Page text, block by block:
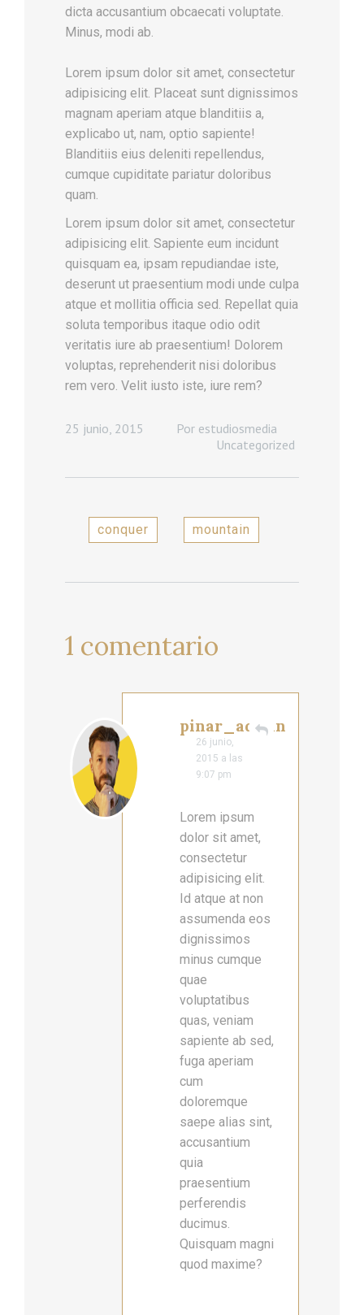
dicta accusantium obcaecati voluptate.
Minus, modi ab.
Lorem ipsum dolor sit amet, consectetur
adipisicing elit. Placeat sunt dignissimos
magnam aperiam atque blanditiis a,
explicabo ut, nam, optio sapiente!
Blanditiis eius deleniti repellendus,
cumque cupiditate pariatur doloribus
quam.
Lorem ipsum dolor sit amet, consectetur
adipisicing elit. Sapiente eum incidunt
quisquam ea, ipsam repudiandae iste,
deserunt ut praesentium modi unde culpa
atque et mollitia officia sed. Repellat quia
soluta temporibus itaque odio odit
veritatis iure ab praesentium! Dolorem
voluptas, reprehenderit nisi doloribus
rem vero. Velit iusto iste, iure rem?
25 junio, 2015 Por estudiosmedia
Uncategorized
conquer mountain
1 comentario
pinar_admin
26 junio,
2015 a las
9:07 pm
Lorem ipsum
dolor sit amet,
consectetur
adipisicing elit.
Id atque at non
assumenda eos
dignissimos
minus cumque
quae
voluptatibus
quas, veniam
sapiente ab sed,
fuga aperiam
cum
doloremque
saepe alias sint,
accusantium
quia
praesentium
perferendis
ducimus.
Quisquam magni
quod maxime?
Responder